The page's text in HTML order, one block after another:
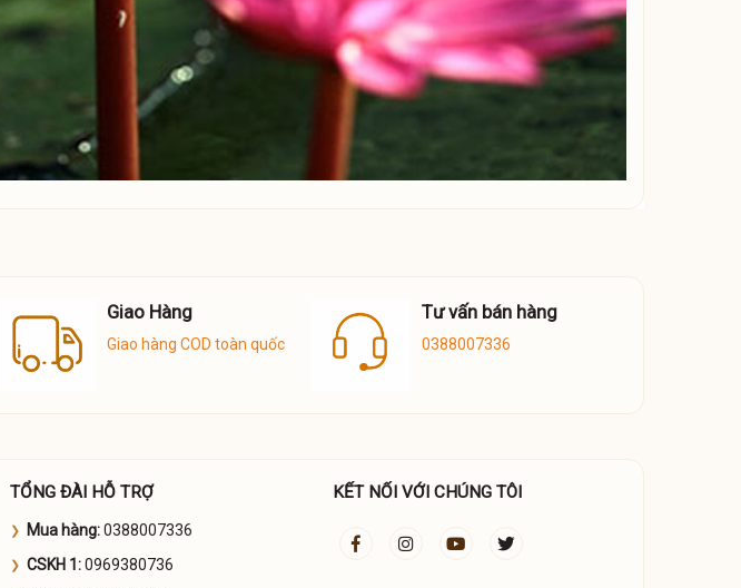
Giao Hàng
Giao hàng COD toàn quốc
Tư vấn bán hàng
0388007336
TỔNG ĐÀI HỖ TRỢ
Mua hàng:0388007336
CSKH 1:0969380736
KẾT NỐI VỚI CHÚNG TÔI